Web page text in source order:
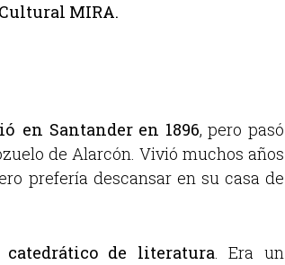
MIRA.
en Santander en 1896, pero pasó
de Alarcón. Vivió muchos años
prefería descansar en su casa de
catedrático de literatura. Era un